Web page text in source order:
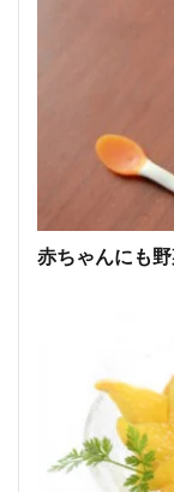
赤ちゃんにも